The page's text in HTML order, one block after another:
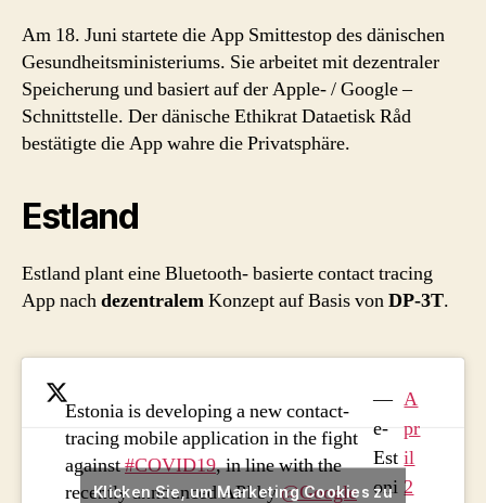
Am 18. Juni startete die App Smittestop des dänischen
Gesundheitsministeriums. Sie arbeitet mit dezentraler
Speicherung und basiert auf der Apple- / Google –
Schnittstelle. Der dänische Ethikrat Dataetisk Råd
bestätigte die App wahre die Privatsphäre.
Estland
Estland plant eine Bluetooth- basierte contact tracing
App nachdezentralemKonzept auf Basis vonDP-3T.
Estonia is developing a new contact-
tracing mobile application in the fight
against#COVID19, in line with the
recently announced API by@Google
—
e-
Est
oni
A
pr
il
2
Klicken Sie, um Marketing Cookies zu